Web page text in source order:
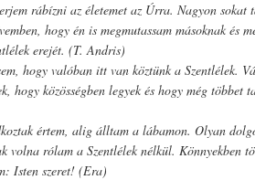
rábízni az életemet az Úrra. Nagyon sokat
hogy én is megmutassam másoknak és
erejét. (T. Andris)
hogy valóban itt van köztünk a Szentlélek.
hogy közösségben legyek és hogy még többet
értem, alig álltam a lábamon. Olyan
volna rólam a Szentlélek nélkül. Könnyekben
Isten szeret! (Era)